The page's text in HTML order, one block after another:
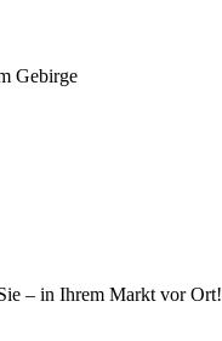
Gebirge
– in Ihrem Markt vor Ort!